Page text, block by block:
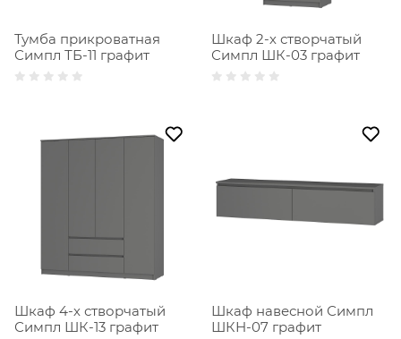
Тумба прикроватная
Симпл ТБ-11 графит
Шкаф 2-х створчатый
Симпл ШК-03 графит
Шкаф 4-х створчатый
Симпл ШК-13 графит
Шкаф навесной Симпл
ШКН-07 графит